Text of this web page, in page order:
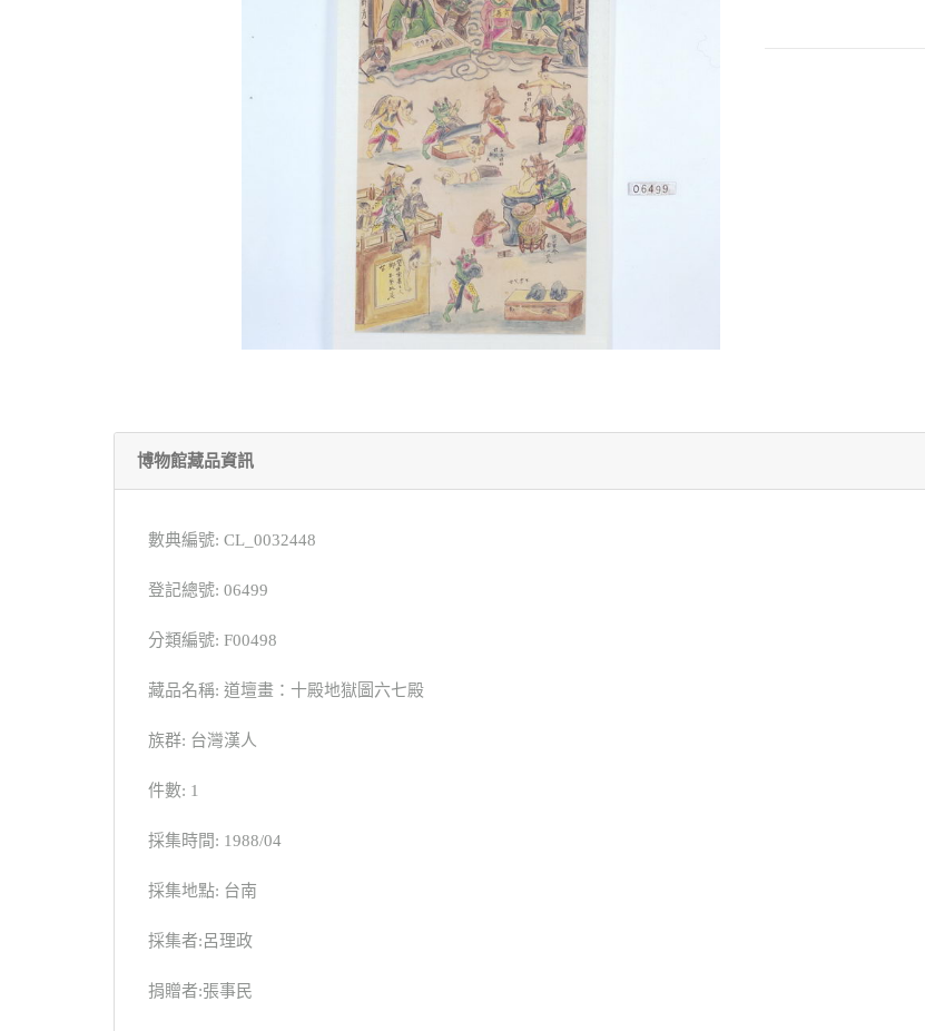
博物館藏品資訊
數典編號: CL_0032448
登記總號: 06499
分類編號: F00498
藏品名稱: 道壇畫：十殿地獄圖六七殿
族群: 台灣漢人
件數: 1
採集時間: 1988/04
採集地點: 台南
採集者:呂理政
捐贈者:張事民